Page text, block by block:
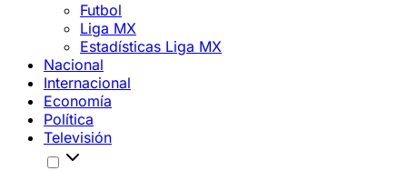
Futbol
Liga MX
Estadísticas Liga MX
Nacional
Internacional
Economía
Política
Televisión